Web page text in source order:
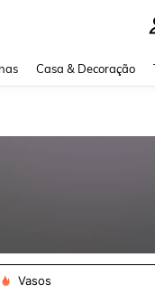
Casa & Decoração
Papel Para Embrulho De
Vasos